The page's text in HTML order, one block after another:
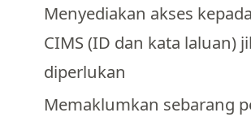
Menyediakan akses
CIMS (ID dan kata laluan)
diperlukan
Memaklumkan sebarang